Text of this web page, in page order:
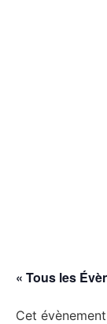
« Tous les
Cet